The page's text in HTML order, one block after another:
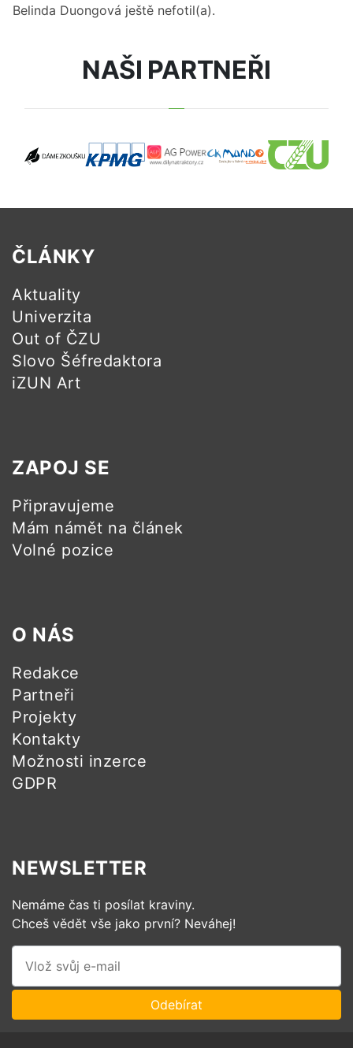
Belinda Duongová ještě nefotil(a).
NAŠI PARTNEŘI
ČLÁNKY
Aktuality
Univerzita
Out of ČZU
Slovo Šéfredaktora
iZUN Art
ZAPOJ SE
Připravujeme
Mám námět na článek
Volné pozice
O NÁS
Redakce
Partneři
Projekty
Kontakty
Možnosti inzerce
GDPR
NEWSLETTER
Nemáme čas ti posílat kraviny.
Chceš vědět vše jako první? Neváhej!